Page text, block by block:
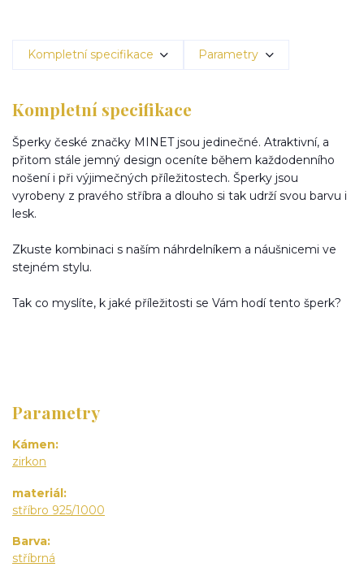
Kompletní specifikace Parametry
Kompletní specifikace
Šperky české značky MINET jsou jedinečné. Atraktivní, a
přitom stále jemný design oceníte během každodenního
nošení i při výjimečných příležitostech. Šperky jsou
vyrobeny z pravého stříbra a dlouho si tak udrží svou barvu i
lesk.
Zkuste kombinaci s naším náhrdelníkem a náušnicemi ve
stejném stylu.
Tak co myslíte, k jaké příležitosti se Vám hodí tento šperk?
Parametry
Kámen
zirkon
materiál
stříbro 925/1000
Barva
stříbrná